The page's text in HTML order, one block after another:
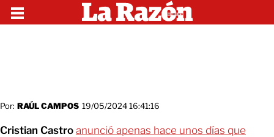
Por: RAÚL CAMPOS 19/05/2024 16:41:16
Cristian Castro anunció apenas hace unos días que